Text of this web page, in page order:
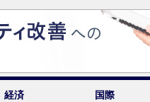
経済 国際